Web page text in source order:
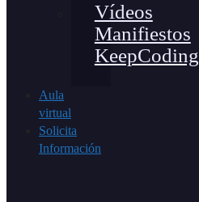
Vídeos
Manifiestos
KeepCoding
Aula
virtual
Solicita
Información